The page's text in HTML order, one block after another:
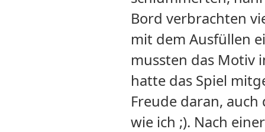
Bord verbrachten
mit dem Ausfüllen
mussten das Motiv
hatte das Spiel
Freude daran,
wie ich ;). Nach